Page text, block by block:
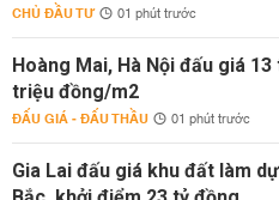
CHỦ ĐẦU TƯ 01 phút trước
Hoàng Mai, Hà Nội đấu giá
triệu đồng/m2
ĐẤU GIÁ - ĐẤU THẦU 01 phút trước
Gia Lai đấu giá khu đất làm